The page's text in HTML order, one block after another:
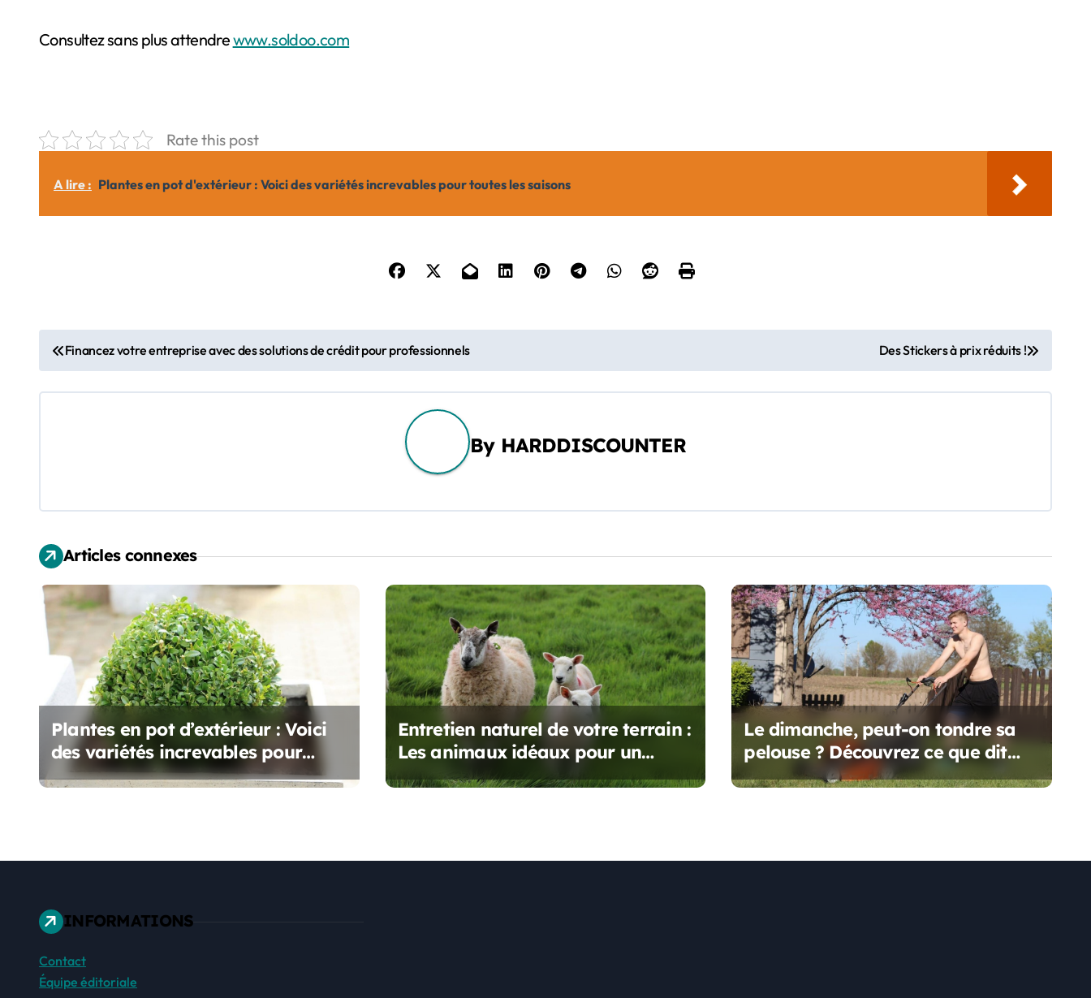
Consultez sans plus attendrewww.soldoo.com
Rate this post
A lire : Plantes en pot d'extérieur : Voici des variétés increvables pour toutes les saisons
N
a
a
t
i
o
n
e
’
i
c
l
Financez votre entreprise avec des solutions de crédit pour professionnels Des Stickers à prix réduits !
By HARDDISCOUNTER
Articles connexes
Plantes en pot d’extérieur : Voici
des variétés increvables pour
toutes les saisons
Entretien naturel de votre terrain :
Les animaux idéaux pour un
écopâturage réussi
Le dimanche, peut-on tondre sa
pelouse ? Découvrez ce que dit
vraiment la réglementation
INFORMATIONS
Contact
Équipe éditoriale